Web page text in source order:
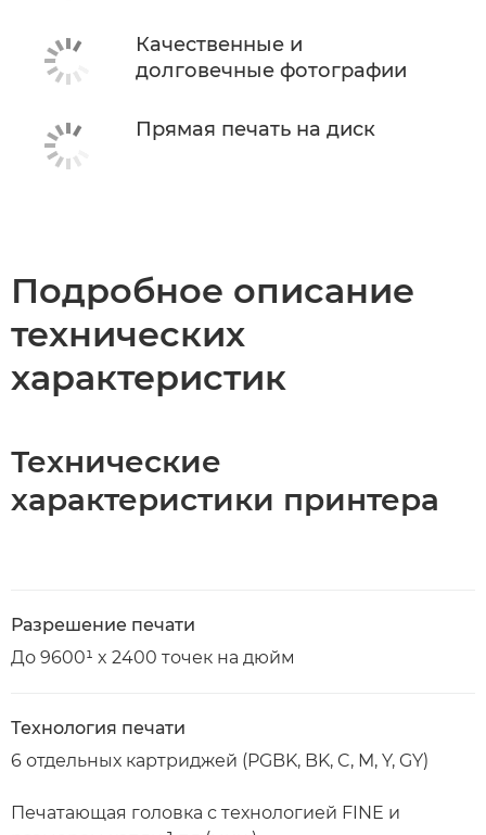
Качественные и
долговечные фотографии
Прямая печать на диск
Подробное описание
технических
характеристик
Технические
характеристики принтера
Разрешение печати
До 9600¹ x 2400 точек на дюйм
Технология печати
6 отдельных картриджей (PGBK, BK, C, M, Y, GY)
Печатающая головка с технологией FINE и